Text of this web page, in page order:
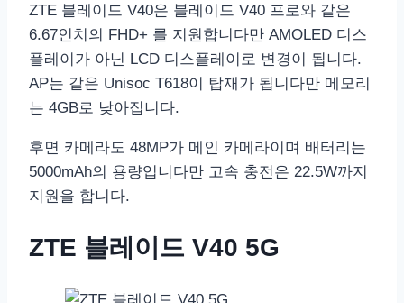
ZTE 블레이드 V40은 블레이드 V40 프로와 같은
6.67인치의 FHD+ 를 지원합니다만 AMOLED 디스
플레이가 아닌 LCD 디스플레이로 변경이 됩니다.
AP는 같은 Unisoc T618이 탑재가 됩니다만 메모리
는 4GB로 낮아집니다.
후면 카메라도 48MP가 메인 카메라이며 배터리는
5000mAh의 용량입니다만 고속 충전은 22.5W까지
지원을 합니다.
ZTE 블레이드 V40 5G